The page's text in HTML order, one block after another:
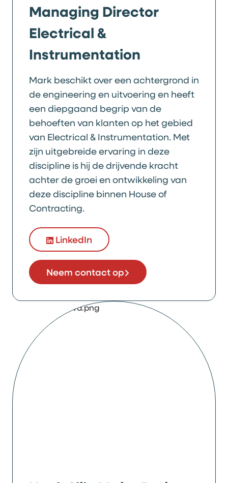
Managing Director
Electrical &
Instrumentation
Mark beschikt over een achtergrond in
de engineering en uitvoering en heeft
een diepgaand begrip van de
behoeften van klanten op het gebied
van Electrical & Instrumentation. Met
zijn uitgebreide ervaring in deze
discipline is hij de drijvende kracht
achter de groei en ontwikkeling van
deze discipline binnen House of
Contracting.
LinkedIn
Neem contact op